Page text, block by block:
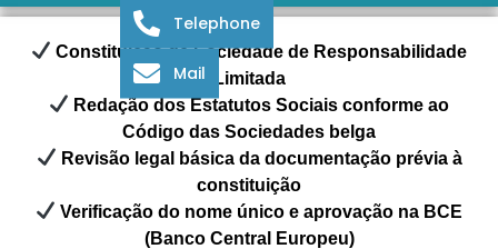
Constituição de Sociedade de Responsabilidade
Limitada
Redação dos Estatutos Sociais conforme ao
Código das Sociedades belga
Revisão legal básica da documentação prévia à
constituição
Verificação do nome único e aprovação na BCE
(Banco Central Europeu)
Telephone
Mail